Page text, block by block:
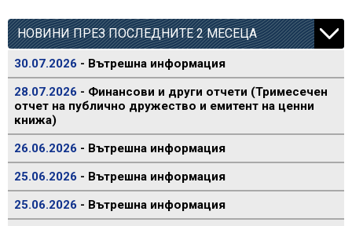
НОВИНИ ПРЕЗ ПОСЛЕДНИТЕ 2 МЕСЕЦА
30.07.2026 - Вътрешна информация
28.07.2026 - Финансови и други отчети (Тримесечен
отчет на публично дружество и емитент на ценни
книжа)
26.06.2026 - Вътрешна информация
25.06.2026 - Вътрешна информация
25.06.2026 - Вътрешна информация